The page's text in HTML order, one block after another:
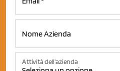
Attività dell'azienda